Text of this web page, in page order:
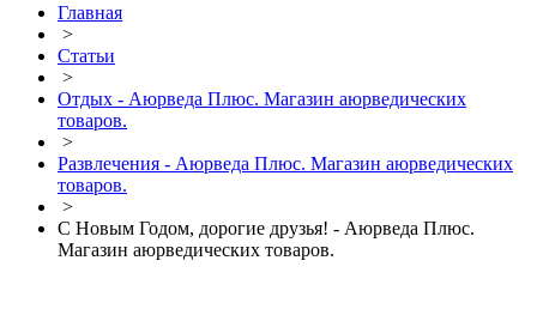
Главная
>
Статьи
>
Отдых - Аюрведа Плюс. Магазин аюрведических
товаров.
>
Развлечения - Аюрведа Плюс. Магазин аюрведических
товаров.
>
С Новым Годом, дорогие друзья! - Аюрведа Плюс.
Магазин аюрведических товаров.